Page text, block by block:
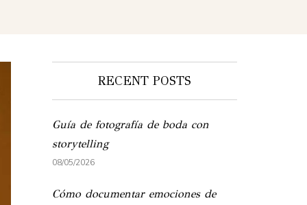
RECENT POSTS
Guía de fotografía de boda con
storytelling
08/05/2026
Cómo documentar emociones de